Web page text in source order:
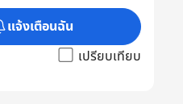
แจ้งเตือนฉัน
เปรียบเทียบ